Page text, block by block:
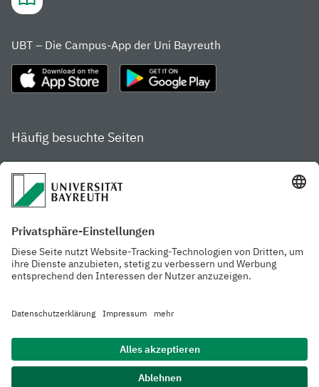
UBT – Die Campus-App der Uni Bayreuth
Häufig besuchte Seiten
Studienportal
Gamechanger Campus
Aktuelle
Pressemitteilungen
Arbeiten an der
Universität
Cafeterien
Studiengangsfinder
Services & Beratung für
Ansprechpersonen der
Uni Bayreuth
Datenschutzerklärung Barrierefreiheitserklärung